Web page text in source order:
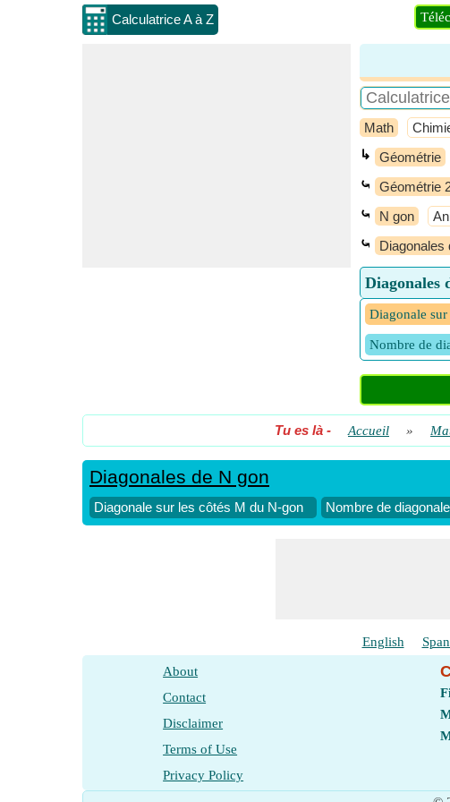
Calculatrice A à Z
Math
↳ Géométrie
⤿ Géométrie
⤿ N gon
⤿ Diagonales
Diagonales
Diagonale
Nombre de
Tu es là - Accueil »
Diagonales de N gon
Diagonale sur les côtés M du N-gon Nombre de
English
About
Contact
Disclaimer
Terms of Use
Privacy Policy